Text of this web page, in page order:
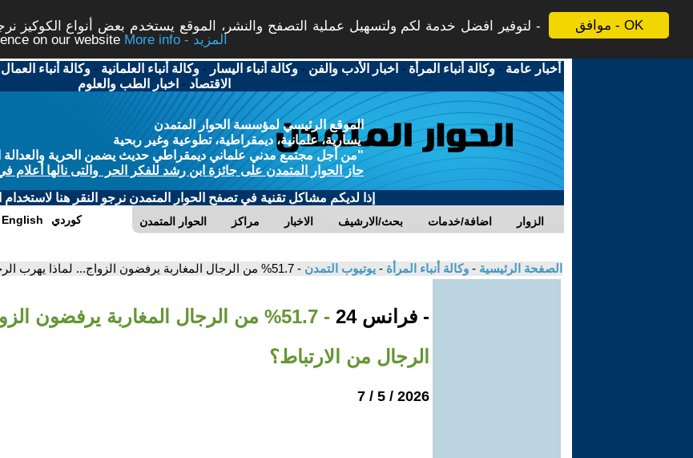
موافق - OK
لتوفير افضل خدمة لكم ولتسهيل عملية التصفح والنشر، الموقع يستخدم بعض أنواع الكوكيز
on our website
More info - المزيد
أخبار عامة -وكالة أنباء المرأة - اخبار الأدب والفن -وكالة أنباء اليسار -وكالة أنباء العلمانية -وكالة أنباء العمال
الاقتصاد - اخبار الطب والعلوم
الموقع الرئيسي لمؤسسة الحوار المتمدن
يسارية، علمانية، ديمقراطية، تطوعية وغير ربحية
"من أجل مجتمع مدني علماني ديمقراطي حديث يضمن الحرية والعدالة
حاز الحوار المتمدن على جائزة ابن رشد للفكر الحر والتى نالها أعلام
إذا لديكم مشاكل تقنية في تصفح الحوار المتمدن نرجو النقر هنا لاستخدام
الحوار المتمدن مراكز الاخبار بحث/الارشيف اضافة/خدمات الزوار English كوردي
الصفحة الرئيسية - وكالة أنباء المرأة - يوتيوب التمدن - 51.7% من الرجال المغاربة يرفضون الزواج... لماذا يهرب الرجال من الارتباط؟
- فرانس 24
- 51.7% من الرجال المغاربة يرفضون
الرجال من الارتباط؟
2026 / 5 / 7